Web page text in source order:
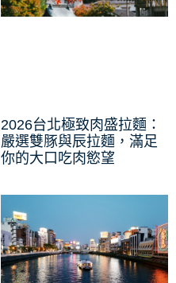
2026台北極致肉盛拉麵：
嚴選雙豚與辰拉麵，滿足
你的大口吃肉慾望